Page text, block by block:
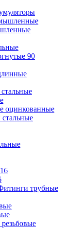
90
оцинкованные
трубные